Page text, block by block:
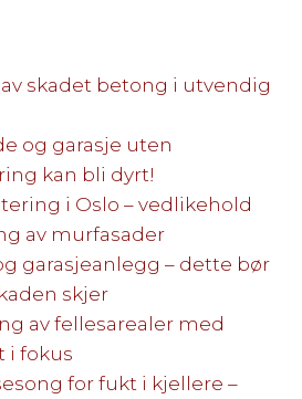
skadet betong i utvendig
og garasje uten
kan bli dyrt!
i Oslo – vedlikehold
av murfasader
garasjeanlegg – dette bør
skjer
av fellesarealer med
i fokus
for fukt i kjellere –